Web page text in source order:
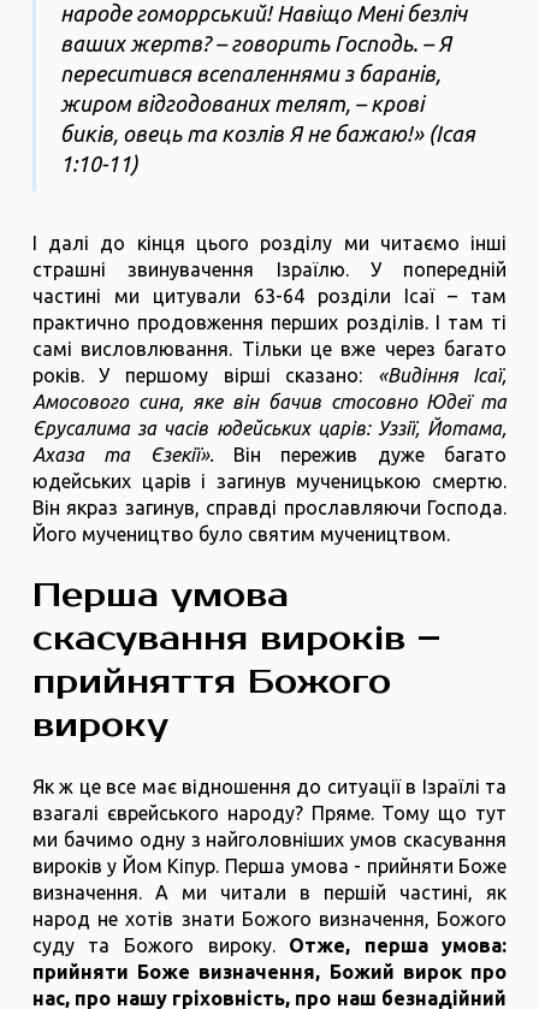
народе гоморрський! Навіщо Мені безліч
ваших жертв? – говорить Господь. – Я
переситився всепаленнями з баранів,
жиром відгодованих телят, – крові
биків, овець та козлів Я не бажаю!» (Ісая
1:10-11)
І далі до кінця цього розділу ми читаємо інші
страшні звинувачення Ізраїлю. У попередній
частині ми цитували 63-64 розділи Ісаї – там
практично продовження перших розділів. І там ті
самі висловлювання. Тільки це вже через багато
років. У першому вірші сказано: «Видіння Ісаї,
Амосового сина, яке він бачив стосовно Юдеї та
Єрусалима за часів юдейських царів: Уззії, Йотама,
Ахаза та Єзекії».Він пережив дуже багато
юдейських царів і загинув мученицькою смертю.
Він якраз загинув, справді прославляючи Господа.
Його мучеництво було святим мучеництвом.
Перша умова
скасування вироків –
прийняття Божого
вироку
Як ж це все має відношення до ситуації в Ізраїлі та
взагалі єврейського народу? Пряме. Тому що тут
ми бачимо одну з найголовніших умов скасування
вироків у Йом Кіпур. Перша умова - прийняти Боже
визначення. А ми читали в першій частині, як
народ не хотів знати Божого визначення, Божого
суду та Божого вироку. Отже, перша умова:
прийняти Боже визначення, Божий вирок про
нас, про нашу гріховність, про наш безнадійний